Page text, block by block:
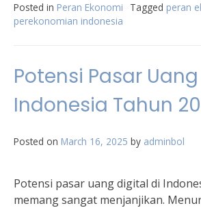
Posted in Peran Ekonomi Tagged peran
perekonomian indonesia
Potensi Pasar
Indonesia Tahun
Posted on March 16, 2025 by adminbol
Potensi pasar uang digital di
memang sangat menjanjikan.